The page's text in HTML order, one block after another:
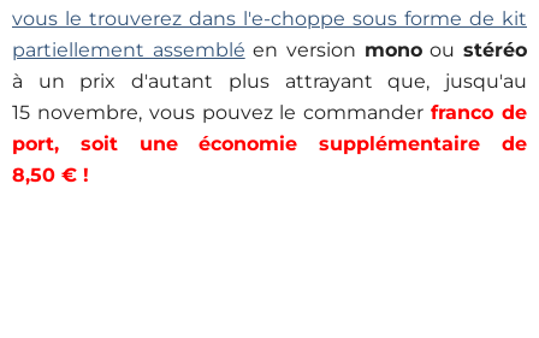
vous le trouverez dans l'e-choppe sous forme de kit
partiellement assemblé en version monooustéréo
à un prix d'autant plus attrayant que, jusqu'au
15 novembre, vous pouvez le commanderfrancode
port, soit une économie supplémentaire de
8,50 € !